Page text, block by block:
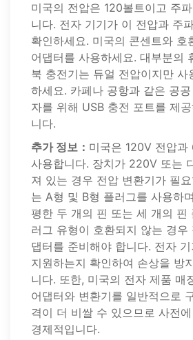
미국의 전압은 120볼트이고 주
니다. 전자 기기가 이 전압과 주
확인하세요. 미국의 콘센트와 호
어댑터를 사용하세요. 대부분의
북 충전기는 듀얼 전압이지만 사
하세요. 카페나 공항과 같은 공
자를 위해 USB 충전 포트를 제
니다.
추가 정보： 미국은 120V 전압
사용합니다. 장치가 220V 또는
져 있는 경우 전압 변환기가 필
는 A형 및 B형 플러그를 사용하
평한 두 개의 핀 또는 세 개의 핀
러그 유형이 호환되지 않는 경우
댑터를 준비해야 합니다. 전자
지원하는지 확인하여 손상을 방
니다. 또한, 미국의 전자 제품 매
어댑터와 변환기를 일반적으로
격이 더 비쌀 수 있으므로 사전
경제적입니다.